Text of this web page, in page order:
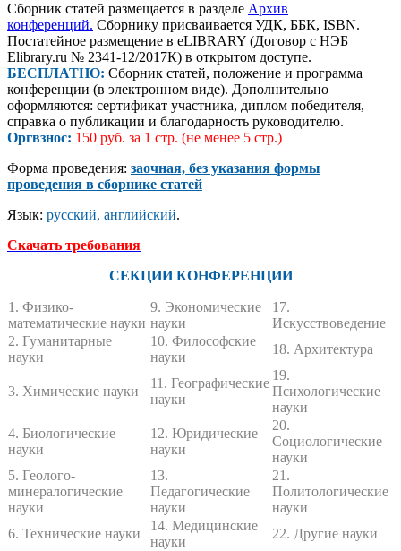
Сборник статей размещается в разделе Архив
конференций. Сборнику присваивается УДК, ББК, ISBN.
Постатейное размещение в eLIBRARY (Договор с НЭБ
Elibrary.ru № 2341-12/2017К) в открытом доступе.
БЕСПЛАТНО: Сборник статей, положение и программа
конференции (в электронном виде). Дополнительно
оформляются: сертификат участника, диплом победителя,
справка о публикации и благодарность руководителю.
Оргвзнос: 150 руб. за 1 стр. (не менее 5 стр.)
Форма проведения: заочная, без указания формы
проведения в сборнике статей
Язык: русский, английский.
Скачать требования
СЕКЦИИ КОНФЕРЕНЦИИ
1. Физико-
математические науки
9. Экономические
науки
17.
Искусствоведение
2. Гуманитарные
науки
10. Философские
науки
18. Архитектура
3. Химические науки
11. Географические
науки
19.
Психологические
науки
4. Биологические
науки
12. Юридические
науки
20.
Социологические
науки
5. Геолого-
минералогические
науки
13.
Педагогические
науки
21.
Политологические
науки
6. Технические науки
14. Медицинские
науки
22. Другие науки